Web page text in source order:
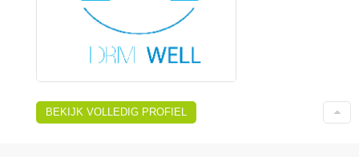
BEKIJK VOLLEDIG PROFIEL